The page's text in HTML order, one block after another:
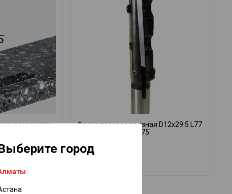
город
ножами
S12 D14/45
Фреза пазовая врезная D12x29.5 L77
Z1 S8 DIMAR 1073575
30 065 ₸